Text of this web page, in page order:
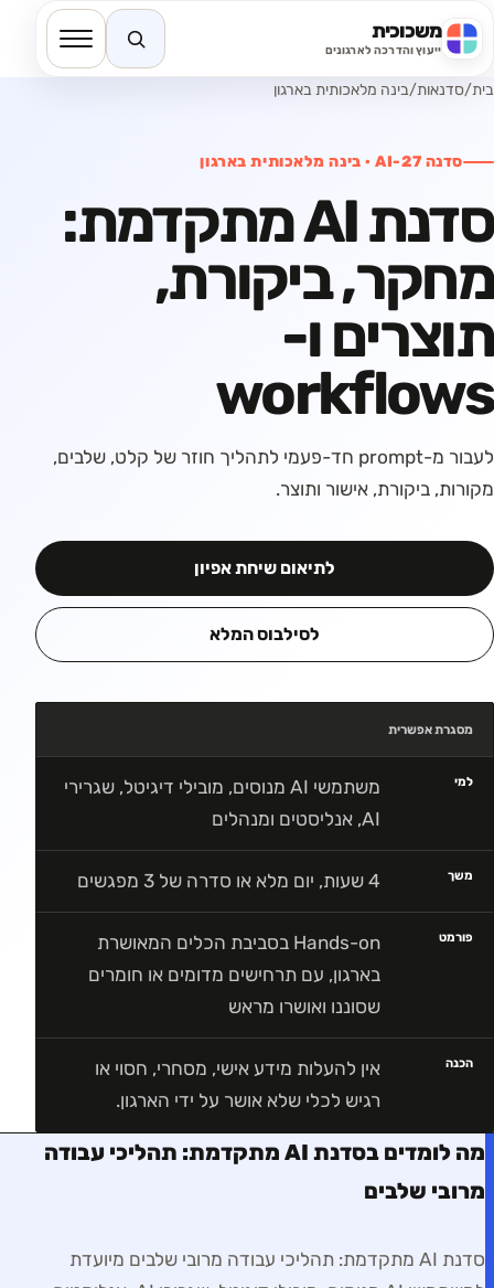
משכוכית
ייעוץ והדרכה לארגוניםחיפוש באתר
בית/סדנאות/בינה מלאכותית בארגון
סדנה AI-27
· בינה מלאכותית בארגון
סדנת AI מתקדמת:
מחקר, ביקורת,
תוצרים ו-
workflows
לעבור מ-prompt חד-פעמי לתהליך חוזר של קלט, שלבים,
מקורות, ביקורת, אישור ותוצר.
לתיאום שיחת אפיון
לסילבוס המלא
מסגרת אפשרית
למי
משתמשי AI מנוסים, מובילי דיגיטל, שגרירי
AI, אנליסטים ומנהלים
משך 4 שעות, יום מלא או סדרה של 3 מפגשים
פורמט
Hands-on בסביבת הכלים המאושרת
בארגון, עם תרחישים מדומים או חומרים
שסוננו ואושרו מראש
הכנה
אין להעלות מידע אישי, מסחרי, חסוי או
רגיש לכלי שלא אושר על ידי הארגון.
מה לומדים בסדנת AI מתקדמת: תהליכי עבודה
מרובי שלבים
סדנת AI מתקדמת: תהליכי עבודה מרובי שלבים
מיועדת